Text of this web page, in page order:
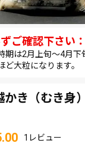
期は2月上旬～4月
ど大粒になります。
かき（むき身
1